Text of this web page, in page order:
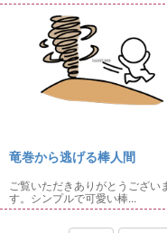
竜巻から逃げる棒人間
ご覧いただきありがとうござい
す。シンプルで可愛い棒...